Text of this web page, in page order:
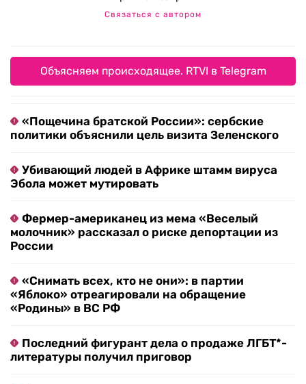
Связаться с автором
Объясняем происходящее. RTVI в Telegram
«Пощечина братской России»: сербские
политики объяснили цель визита Зеленского
Убивающий людей в Африке штамм вируса
Эбола может мутировать
Фермер-американец из мема «Веселый
молочник» рассказал о риске депортации из
России
«Снимать всех, кто не они»: в партии
«Яблоко» отреагировали на обращение
«Родины» в ВС РФ
Последний фигурант дела о продаже ЛГБТ*-
литературы получил приговор